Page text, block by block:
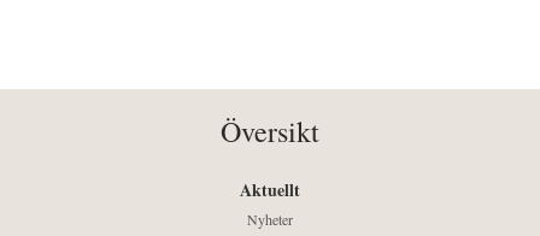
Översikt
Aktuellt
Nyheter